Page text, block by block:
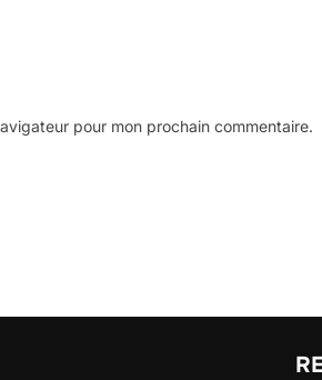
pour mon prochain commentaire.